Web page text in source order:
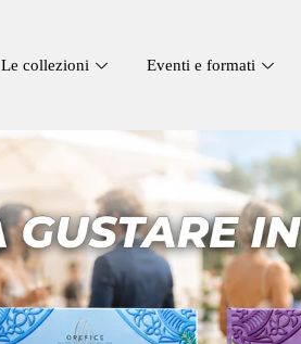
Le collezioni Eventi e formati